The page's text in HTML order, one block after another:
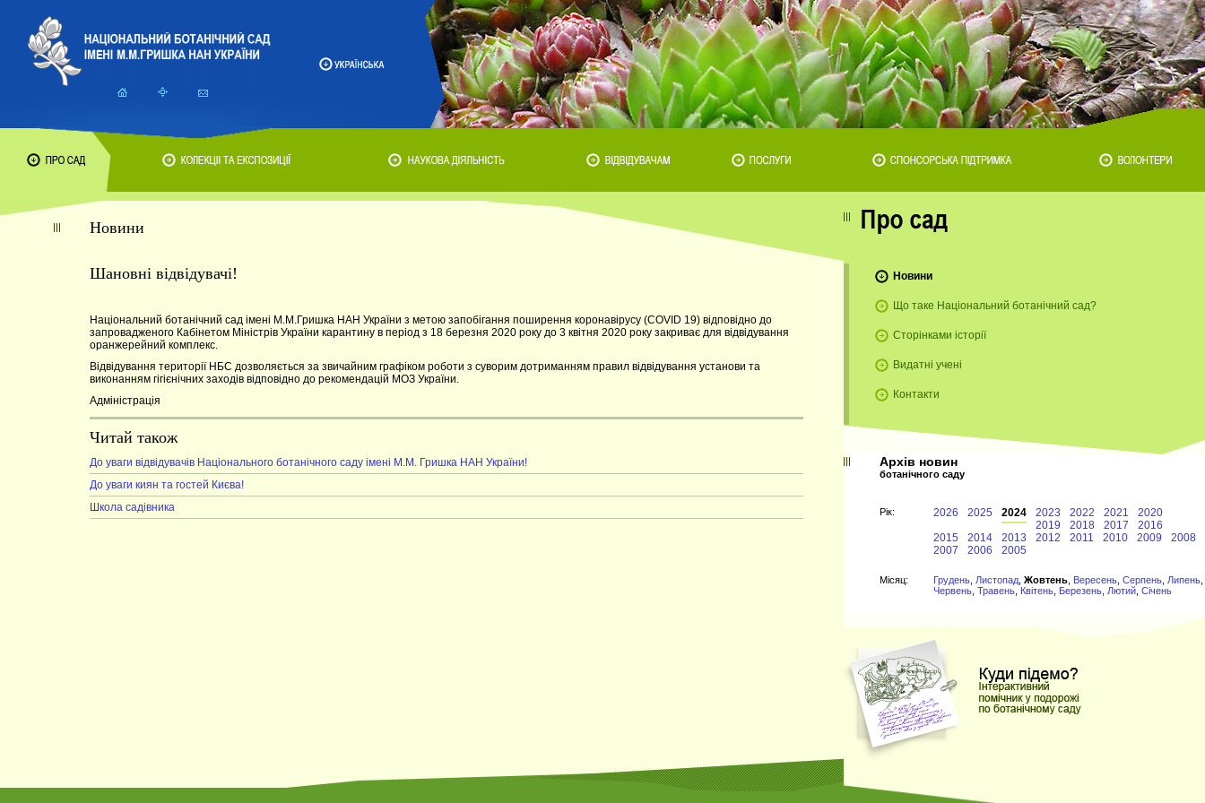
Новини
Шановні відвідувачі!
Національний ботанічний сад імені М.М.Гришка НАН України з метою запобігання поширення коронавірусу (COVID 19) відповідно до
запровадженого Кабінетом Міністрів України карантину в період з 18 березня 2020 року до 3 квітня 2020 року закриває для відвідування
оранжерейний комплекс.
Відвідування території НБС дозволяється за звичайним графіком роботи з суворим дотриманням правил відвідування установи та
виконанням гігієнічних заходів відповідно до рекомендацій МОЗ України.
Адміністрація
Читай також
До уваги відвідувачів Національного ботанічного саду імені М.М. Гришка НАН України!
До уваги киян та гостей Києва!
Школа садівника
Новини
Що таке Національний ботанічний сад?
Сторінками історії
Видатні учені
Контакти
Архів новин
ботанічного саду
Рiк: 2026 2025 2024 2023 2022 2021
2020
2019
2018 2017
2016
2015
2014 2013 2012 2011 2010 2009
2008
2007
2006 2005
Мiсяц: Грудень Листопад Жовтень Вересень Серпень Липень
Червень Травень Квітень Березень Лютий Січень